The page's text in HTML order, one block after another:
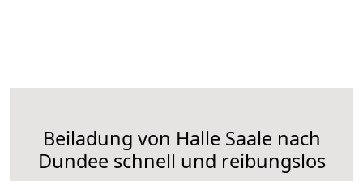
Beiladung von Halle Saale nach
Dundee schnell und reibungslos